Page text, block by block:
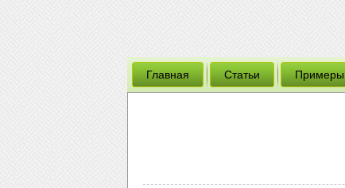
Главная Статьи Примеры